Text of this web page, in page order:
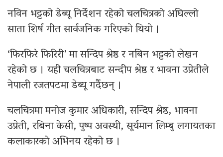
नविन भट्टको डेब्यू निर्देशन रहेको चलचित्रको अघिल्लो
साता शिर्ष गीत सार्वजनिक गरिएको थियो ।
‘फिरफिरे फिरिरी’ मा सन्दिप श्रेष्ठ र नबिन भट्टको लेखन
रहेको छ । यही चलचित्रबाट सन्दीप श्रेष्ठ र भावना उप्रेतीले
नेपाली रजतपटमा डेब्यू गर्दैछन् ।
चलचित्रमा मनोज कुमार अधिकारी, सन्दिप श्रेष्ठ, भावना
उप्रेती, रबिना केसी, पुष्प अवस्थी, सूर्यमान लिम्बु लगायतका
कलाकारको अभिनय रहेको छ ।